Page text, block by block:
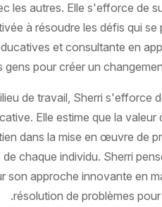
les autres. Elle s'efforce de
à résoudre les défis qui se
et consultante en
pour créer un
de travail, Sherri s'efforce
Elle estime que la
dans la mise en œuvre de
chaque individu. Sherri
approche innovante en
résolution de problèmes